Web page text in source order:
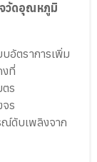
วัดอุณหภูมิ
อัตราการเพิ่ม
ที่
ร
ร
ณ์ดับเพลิงจาก